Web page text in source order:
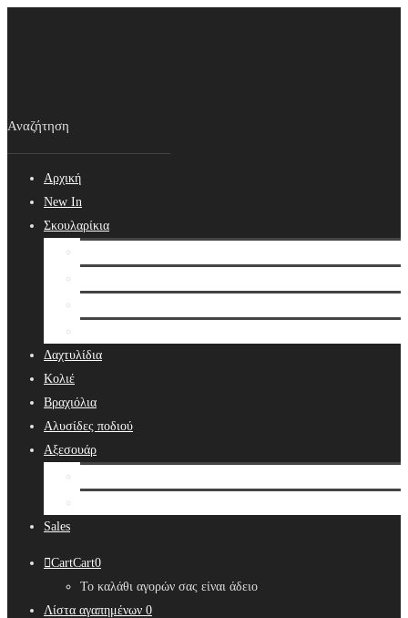
Αρχική
New In
Σκουλαρίκια
Δαχτυλίδια
Κολιέ
Βραχιόλια
Αλυσίδες ποδιού
Αξεσουάρ
Sales
CartCart0
Το καλάθι αγορών σας είναι άδειο
Λίστα αγαπημένων 0